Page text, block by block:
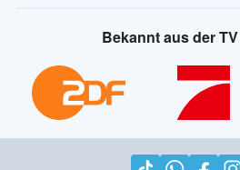
Bekannt aus der